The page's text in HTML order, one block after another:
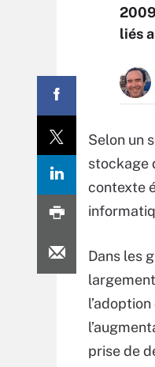
liés
Selon un
stockage
contexte
Dans les
prise de